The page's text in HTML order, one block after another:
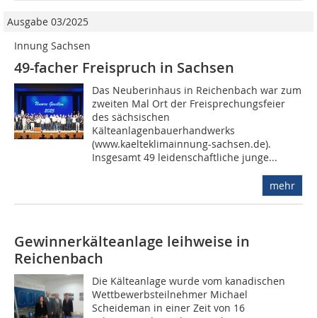
Ausgabe 03/2025
Innung Sachsen
49-facher Freispruch in Sachsen
Das Neuberinhaus in Reichenbach war zum
zweiten Mal Ort der Freisprechungsfeier
des sächsischen
Kälteanlagenbauerhandwerks
(www.kaelteklimainnung-sachsen.de).
Insgesamt 49 leidenschaftliche junge...
mehr
Gewinnerkälteanlage leihweise in
Reichenbach
Die Kälteanlage wurde vom kanadischen
Wettbewerbsteilnehmer Michael
Scheideman in einer Zeit von 16